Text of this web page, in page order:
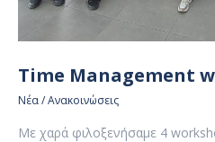
Time Management
Νέα / Ανακοινώσεις
Με χαρά φιλοξενήσαμε 4